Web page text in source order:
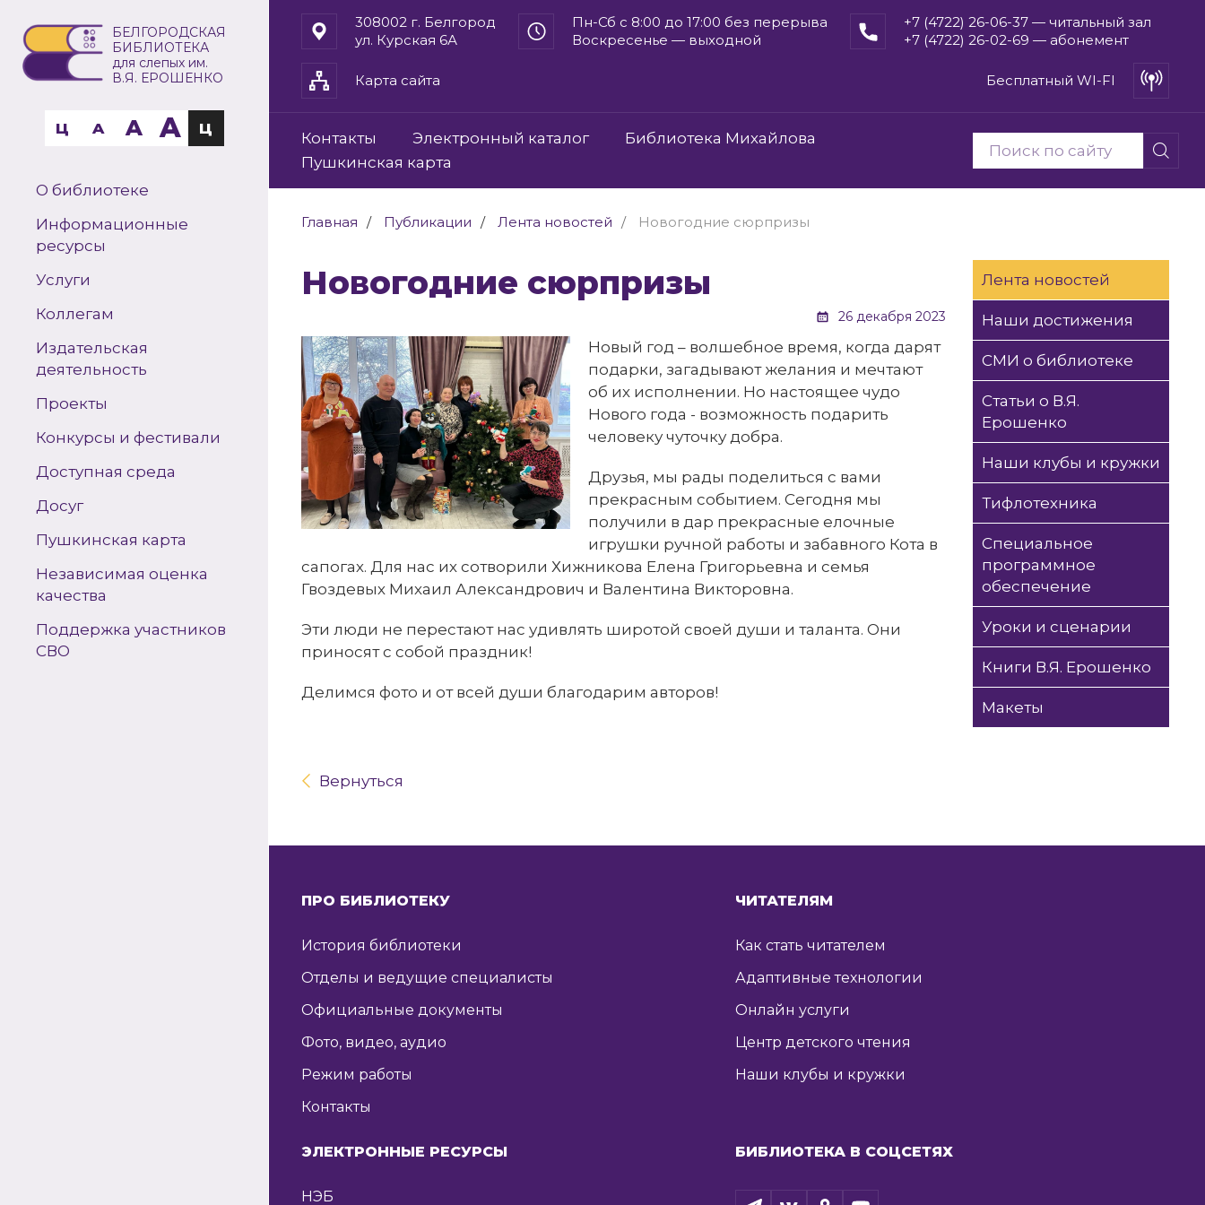
БЕЛГОРОДСКАЯ
БИБЛИОТЕКА
для слепых им.
В.Я. ЕРОШЕНКО
Ц A A A Ц
О библиотеке
Информационные
ресурсы
Услуги
Коллегам
Издательская
деятельность
Проекты
Конкурсы и фестивали
Доступная среда
Досуг
Пушкинская карта
Независимая оценка
качества
Поддержка участников
СВО
308002 г. Белгород
ул. Курская 6А
Пн-Сб с 8:00 до 17:00 без перерыва
Воскресенье — выходной
+7 (4722) 26-06-37 — читальный зал
+7 (4722) 26-02-69 — абонемент
Карта сайта Бесплатный WI-FI
Контакты Электронный каталог
Библиотека Михайлова
Пушкинская карта
Главная Публикации Лента новостей Новогодние сюрпризы
Новогодние сюрпризы
26 декабря 2023
Новый год – волшебное время, когда дарят
подарки, загадывают желания и мечтают
об их исполнении. Но настоящее чудо
Нового года - возможность подарить
человеку чуточку добра.
Друзья, мы рады поделиться с вами
прекрасным событием. Сегодня мы
получили в дар прекрасные елочные
игрушки ручной работы и забавного Кота в
сапогах. Для нас их сотворили Хижникова Елена Григорьевна и семья
Гвоздевых Михаил Александрович и Валентина Викторовна.
Эти люди не перестают нас удивлять широтой своей души и таланта. Они
приносят с собой праздник!
Делимся фото и от всей души благодарим авторов!
Вернуться
Лента новостей
Наши достижения
СМИ о библиотеке
Статьи о В.Я.
Ерошенко
Наши клубы и кружки
Тифлотехника
Специальное
программное
обеспечение
Уроки и сценарии
Книги В.Я. Ерошенко
Макеты
ПРО БИБЛИОТЕКУ
История библиотеки
Отделы и ведущие специалисты
Официальные документы
Фото, видео, аудио
Режим работы
Контакты
ЧИТАТЕЛЯМ
Как стать читателем
Адаптивные технологии
Онлайн услуги
Центр детского чтения
Наши клубы и кружки
ЭЛЕКТРОННЫЕ РЕСУРСЫ
НЭБ
БИБЛИОТЕКА В СОЦСЕТЯХ